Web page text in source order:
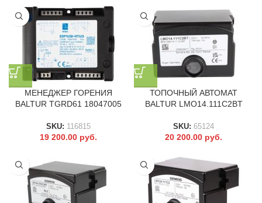
МЕНЕДЖЕР ГОРЕНИЯ
BALTUR TGRD61 18047005
SKU: 116815
19 200.00 руб.
ТОПОЧНЫЙ АВТОМАТ
BALTUR LMO14.111C2BT
SKU: 65124
20 200.00 руб.